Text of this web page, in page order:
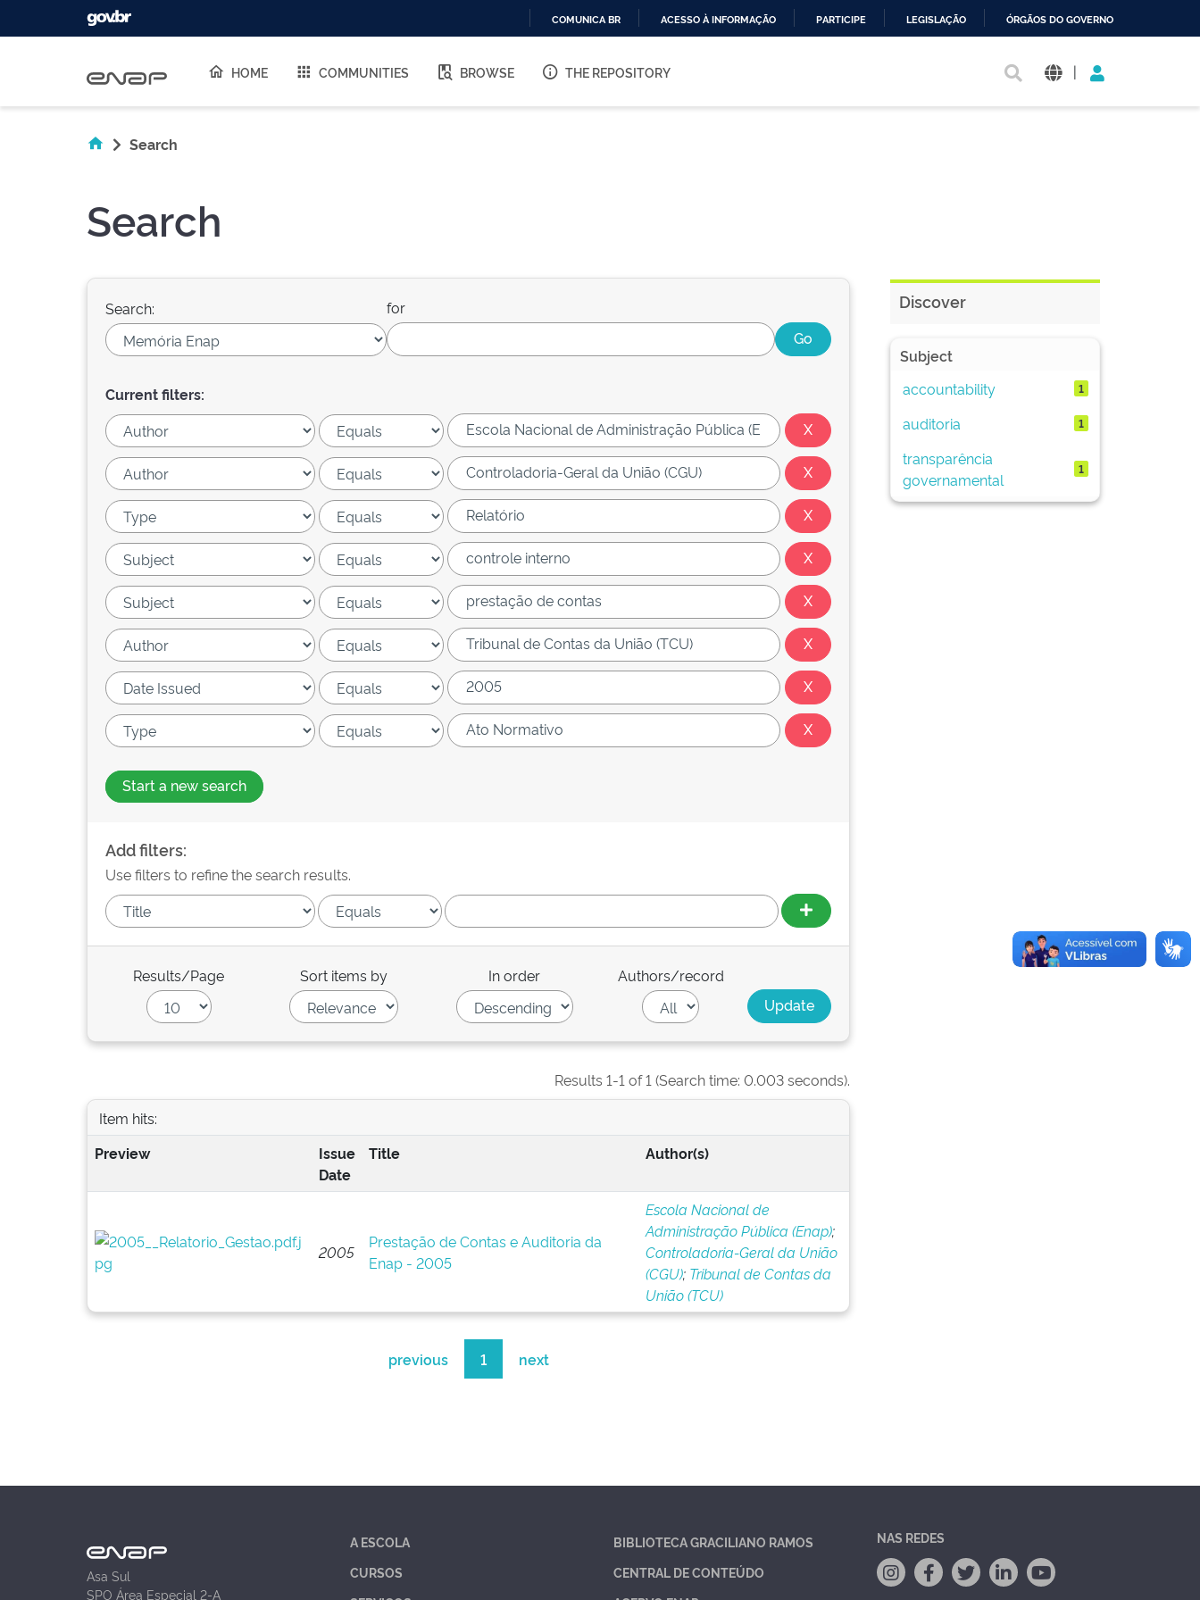
O
COMUNICA BR ACESSO À INFORMAÇÃO PARTICIPE LEGISLAÇÃO ÓRGÃOS DO GOVERNO
HOME COMMUNITIES BROWSE THE REPOSITORY |
Search
Search
Search: for
Current filters:
Start a new search
Add filters:
Use filters to refine the search results.
Results/Page Sort items by In order Authors/record
Results 1-1 of 1 (Search time: 0.003 seconds).
Item hits:
Preview
Issue
Date
Title Author(s)
2005
Prestação de Contas e Auditoria da
Enap - 2005
Escola Nacional de
Administração Pública (Enap);
Controladoria-Geral da União
(CGU); Tribunal de Contas da
União (TCU)
previous 1 next
Discover
Subject
accountability
1
auditoria 1
transparência
governamental
1
Asa Sul
SPO Área Especial 2-A
A ESCOLA
CURSOS
BIBLIOTECA GRACILIANO RAMOS
CENTRAL DE CONTEÚDO
NAS REDES